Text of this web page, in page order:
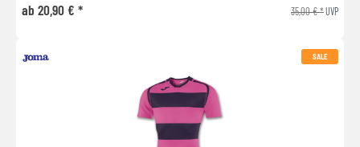
ab 20,90 € * 35,00 € *UVP
SALE